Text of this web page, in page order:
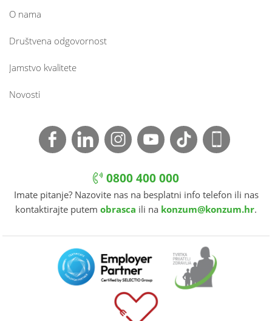
O nama
Društvena odgovornost
Jamstvo kvalitete
Novosti
0800 400 000
Imate pitanje? Nazovite nas na besplatni info telefon ili nas
kontaktirajte putem obrasca ili na konzum@konzum.hr.